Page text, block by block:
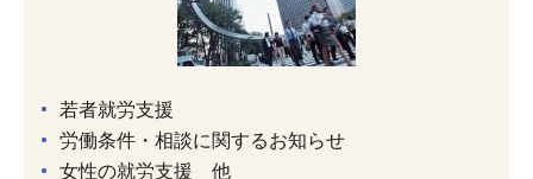
若者就労支援
労働条件・相談に関するお知らせ
女性の就労支援 他